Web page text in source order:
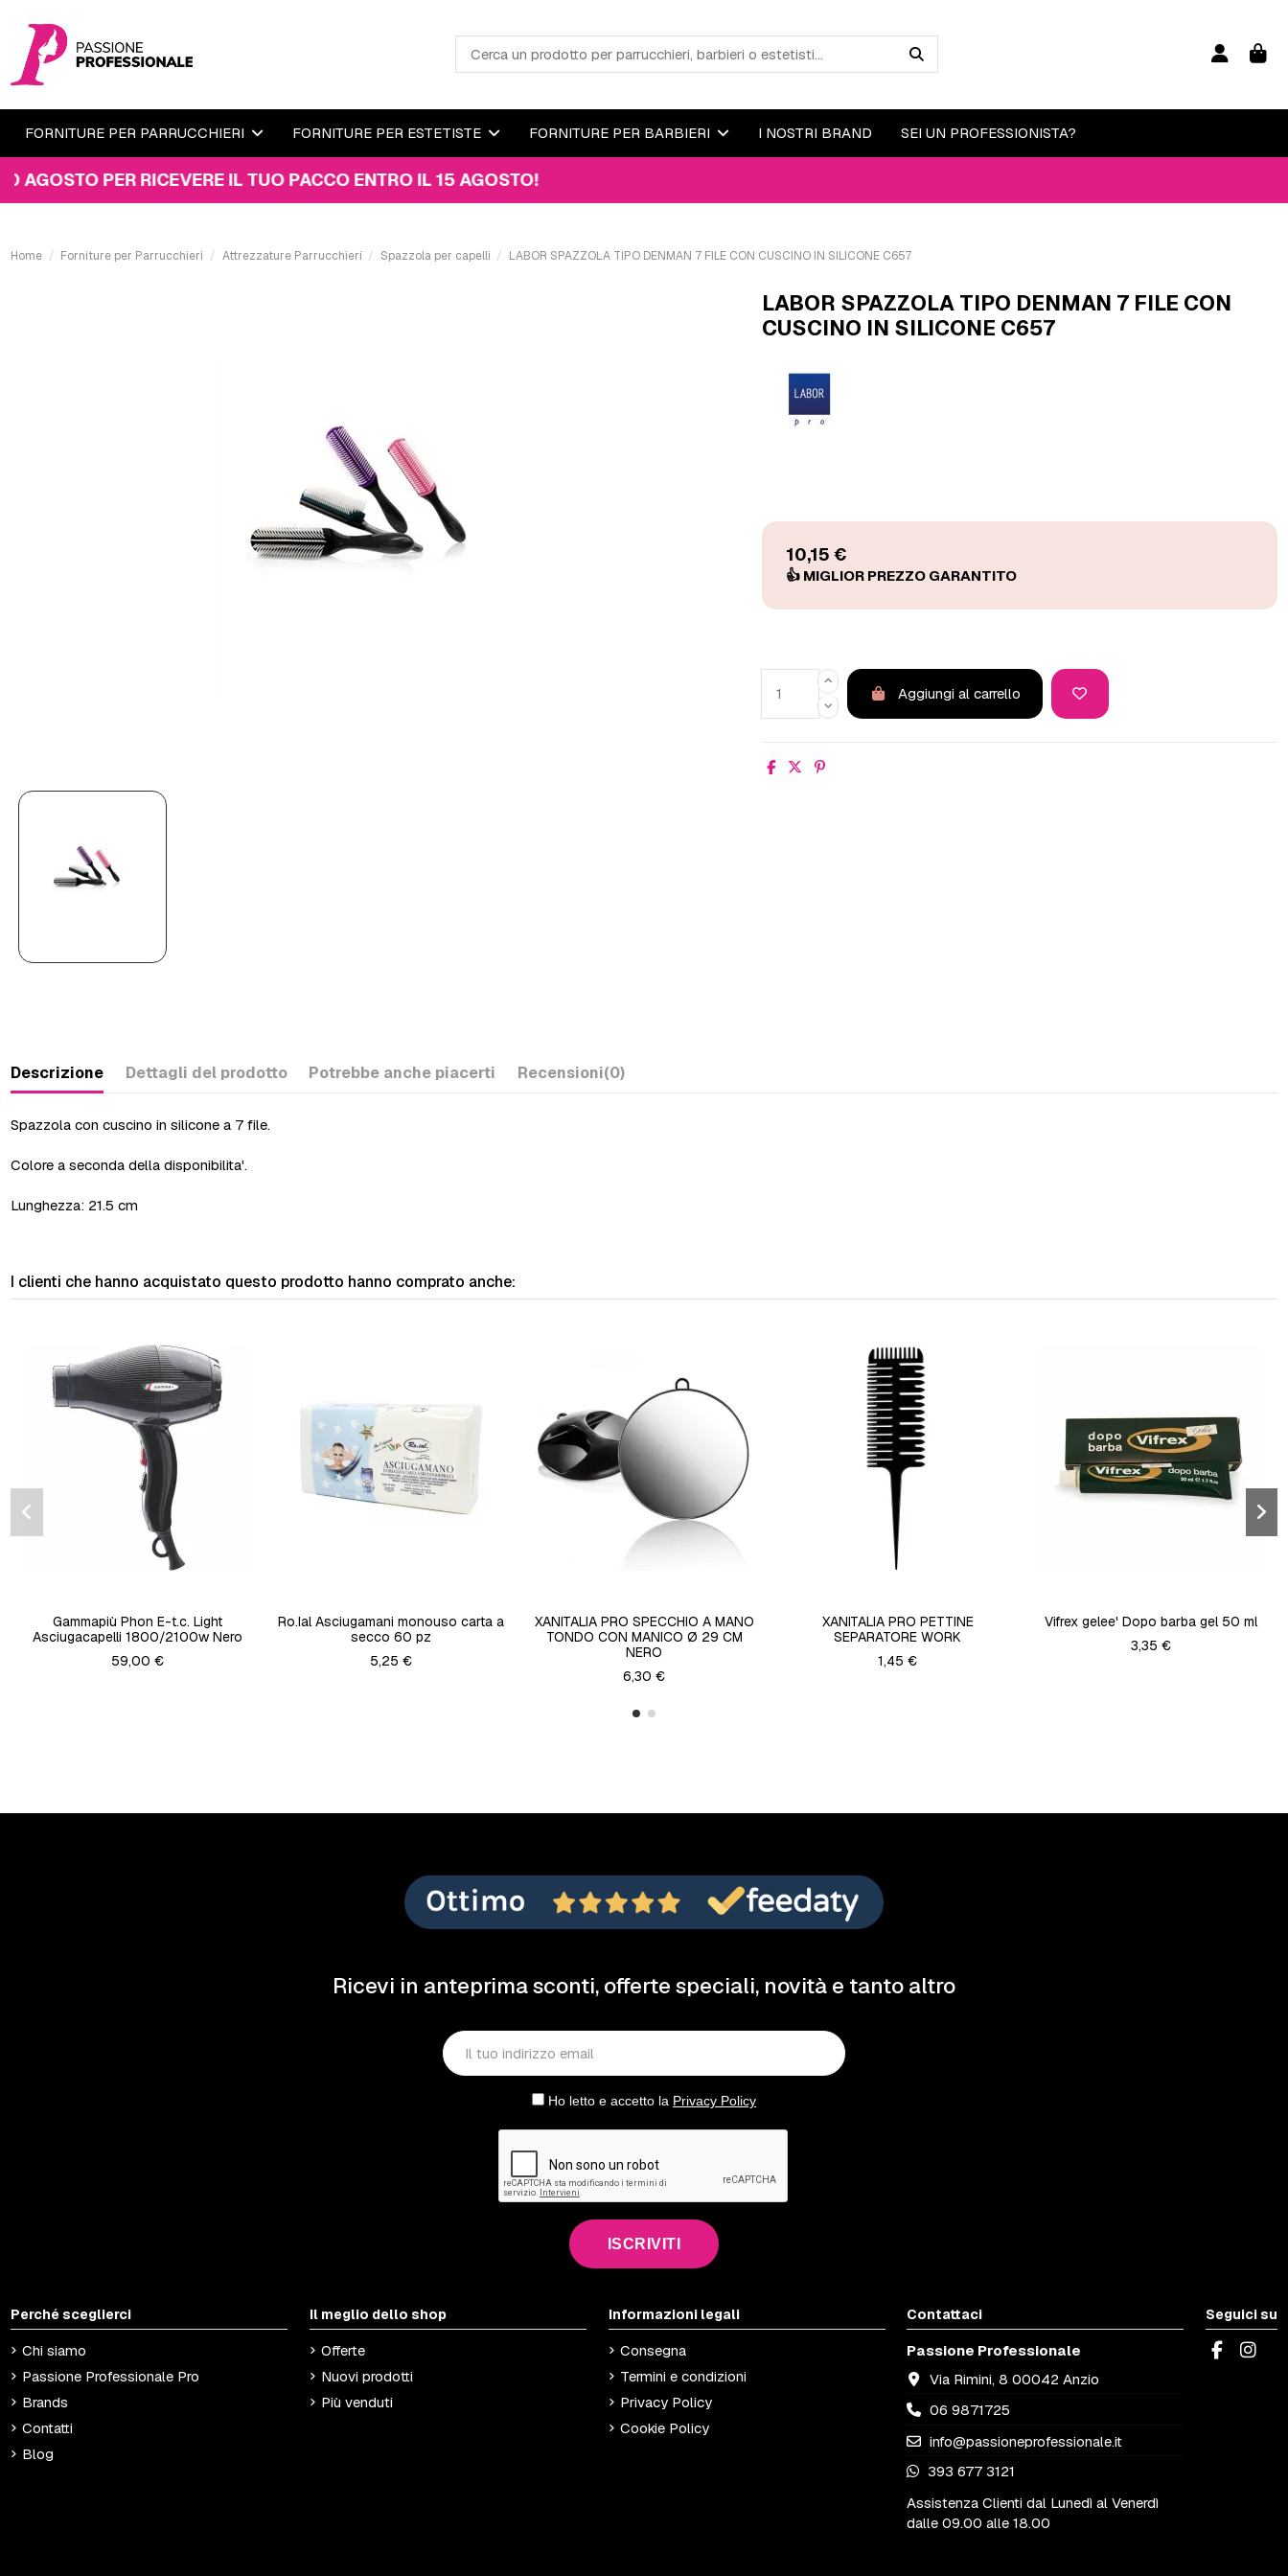
FORNITURE PER PARRUCCHIERI FORNITURE PER ESTETISTE FORNITURE PER BARBIERI I NOSTRI BRAND SEI UN PROFESSIONISTA?
PER RICEVERE IL TUO PACCO ENTRO IL 15 AGOSTO!
Home Forniture per Parrucchieri Attrezzature Parrucchieri Spazzola per capelli LABOR SPAZZOLA TIPO DENMAN 7 FILE CON CUSCINO IN SILICONE C657
LABOR SPAZZOLA TIPO DENMAN 7 FILE CON
CUSCINO IN SILICONE C657
10,15 €
Aggiungi al carrello
Descrizione Dettagli del prodotto Potrebbe anche piacerti Recensioni(0)
Spazzola con cuscino in silicone a 7 file.
Colore a seconda della disponibilita'.
Lunghezza: 21.5 cm
I clienti che hanno acquistato questo prodotto hanno comprato anche:
Gammapiù Phon E-t.c. Light
Asciugacapelli 1800/2100w Nero
59,00 €
Ro.Ial Asciugamani monouso carta a
secco 60 pz
5,25 €
XANITALIA PRO SPECCHIO A MANO
TONDO CON MANICO Ø 29 CM
NERO
6,30 €
XANITALIA PRO PETTINE
SEPARATORE WORK
1,45 €
Vifrex gelee' Dopo barba gel 50 ml
3,35 €
Ricevi in anteprima sconti, offerte speciali, novità e tanto altro
Ho letto e accetto la Privacy Policy
ISCRIVITI
Perché sceglierci
Chi siamo
Passione Professionale Pro
Brands
Contatti
Blog
Il meglio dello shop
Offerte
Nuovi prodotti
Più venduti
Informazioni legali
Consegna
Termini e condizioni
Privacy Policy
Cookie Policy
Contattaci
Passione Professionale
Via Rimini, 8 00042 Anzio
06 9871725
info@passioneprofessionale.it
393 677 3121
Assistenza Clienti dal Lunedì al Venerdì
dalle 09.00 alle 18.00
Seguici su